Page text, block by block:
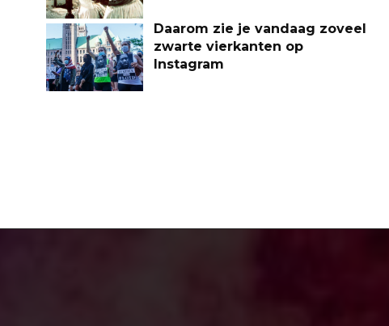
Daarom zie je vandaag zoveel
zwarte vierkanten op
Instagram